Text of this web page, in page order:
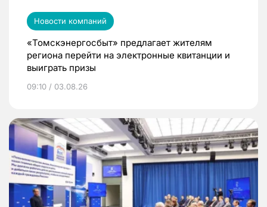
Новости компаний
«Томскэнергосбыт» предлагает жителям
региона перейти на электронные квитанции и
выиграть призы
09:10 / 03.08.26